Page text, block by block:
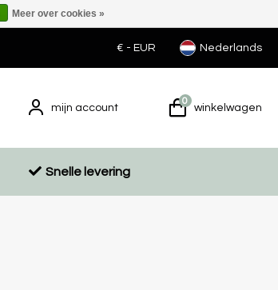
€ - EUR Nederlands
mijn account
0
winkelwagen
Snelle levering
Meer over cookies »